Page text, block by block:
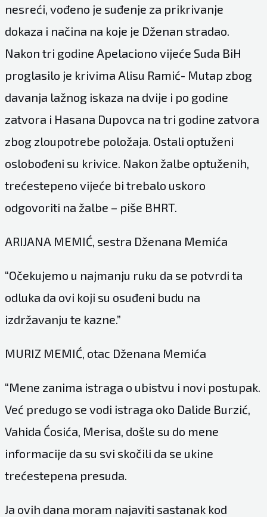
nesreći, vođeno je suđenje za prikrivanje
dokaza i načina na koje je Dženan stradao.
Nakon tri godine Apelaciono vijeće Suda BiH
proglasilo je krivima Alisu Ramić- Mutap zbog
davanja lažnog iskaza na dvije i po godine
zatvora i Hasana Dupovca na tri godine zatvora
zbog zloupotrebe položaja. Ostali optuženi
oslobođeni su krivice. Nakon žalbe optuženih,
trećestepeno vijeće bi trebalo uskoro
odgovoriti na žalbe – piše BHRT.
ARIJANA MEMIĆ, sestra Dženana Memića
“Očekujemo u najmanju ruku da se potvrdi ta
odluka da ovi koji su osuđeni budu na
izdržavanju te kazne.”
MURIZ MEMIĆ, otac Dženana Memića
“Mene zanima istraga o ubistvu i novi postupak.
Već predugo se vodi istraga oko Dalide Burzić,
Vahida Ćosića, Merisa, došle su do mene
informacije da su svi skočili da se ukine
trećestepena presuda.
Ja ovih dana moram najaviti sastanak kod